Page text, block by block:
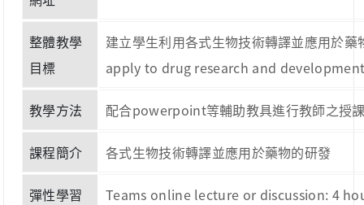
整體教學
目標
建立學生利用各式生物技術轉譯並應用
apply to drug research and
教學方法 配合powerpoint等輔助教具進行教師之授
課程簡介 各式生物技術轉譯並應用於藥物的研發
彈性學習 Teams online lecture or discussion: 4